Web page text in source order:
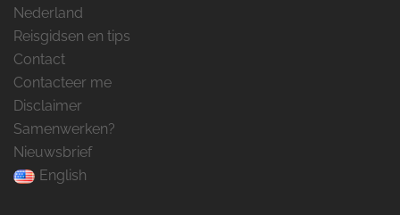
Nederland
Reisgidsen en tips
Contact
Contacteer me
Disclaimer
Samenwerken?
Nieuwsbrief
English